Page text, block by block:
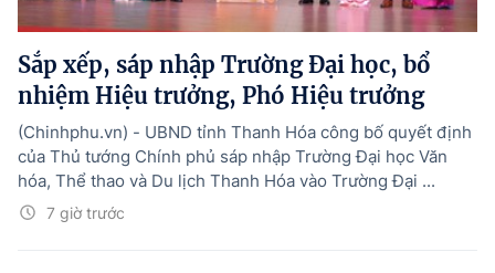
Sắp xếp, sáp nhập Trường Đại học, bổ
nhiệm Hiệu trưởng, Phó Hiệu trưởng
7 giờ trước
(Chinhphu.vn) - UBND tỉnh Thanh Hóa công bố quyết định
của Thủ tướng Chính phủ sáp nhập Trường Đại học Văn
hóa, Thể thao và Du lịch Thanh Hóa vào Trường Đại ...